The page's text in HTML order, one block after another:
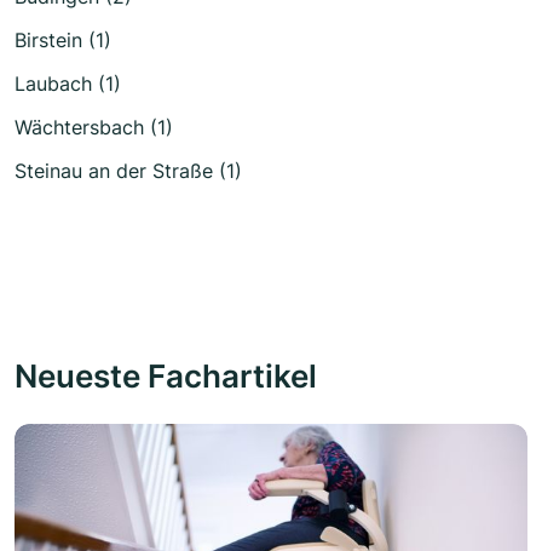
Birstein (1)
Laubach (1)
Wächtersbach (1)
Steinau an der Straße (1)
Neueste Fachartikel